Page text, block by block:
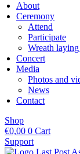
About
Ceremony
Attend
Participate
Wreath
Concert
Media
Photos and
News
Contact
Shop
€0,00 0 Cart
Support